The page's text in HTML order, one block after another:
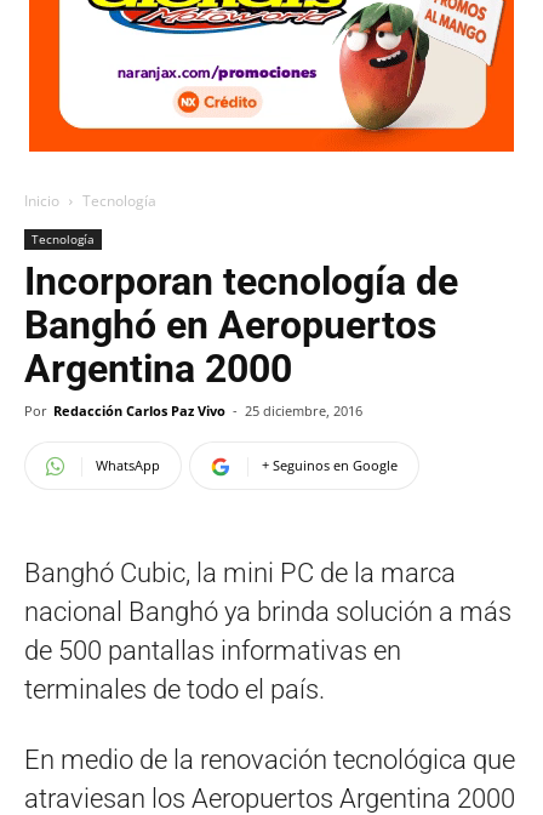
Inicio Tecnología
Tecnología
Incorporan tecnología de
Banghó en Aeropuertos
Argentina 2000
Por Redacción Carlos Paz Vivo - 25 diciembre, 2016
WhatsApp + Seguinos en Google
Banghó Cubic, la mini PC de la marca
nacional Banghó ya brinda solución a más
de 500 pantallas informativas en
terminales de todo el país.
En medio de la renovación tecnológica que
atraviesan los Aeropuertos Argentina 2000